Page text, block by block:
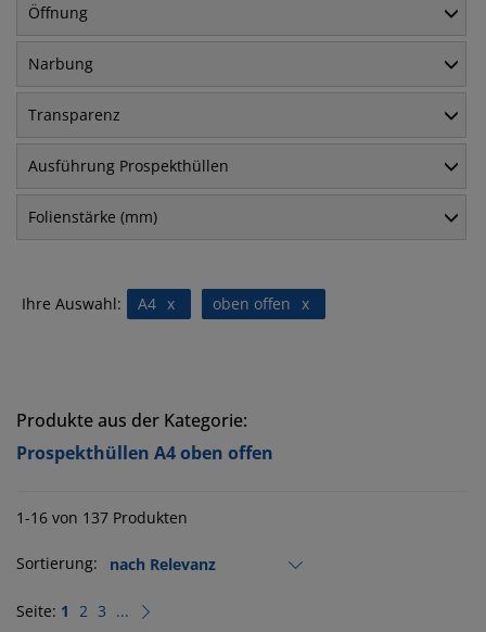
Öffnung
Narbung
Transparenz
Ausführung Prospekthüllen
Folienstärke (mm)
Ihre Auswahl: x
A4 x
oben offen
Produkte aus der Kategorie:
Prospekthüllen A4 oben offen
1-16 von 137 Produkten
Sortierung:
Seite: 1 2 3 ...